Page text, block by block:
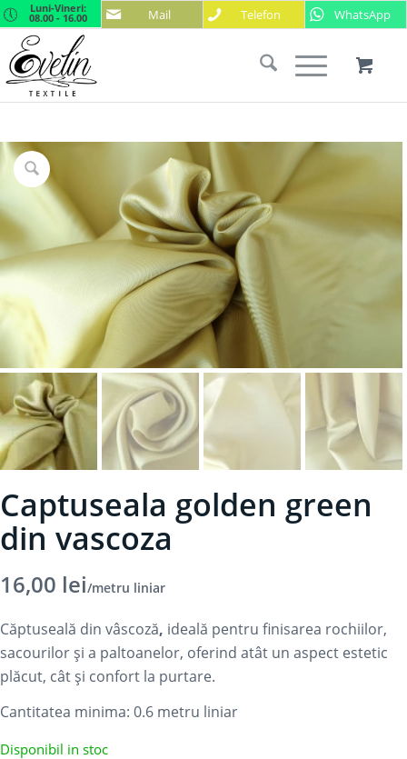
Mail Telefon WhatsApp
Luni-Vineri:
08.00 - 16.00
Captuseala golden green
din vascoza
16,00 lei/metru liniar
Căptuseală din vâscoză, ideală pentru finisarea rochiilor,
sacourilor și a paltoanelor, oferind atât un aspect estetic
plăcut, cât și confort la purtare.
Cantitatea minima: 0.6 metru liniar
Disponibil in stoc